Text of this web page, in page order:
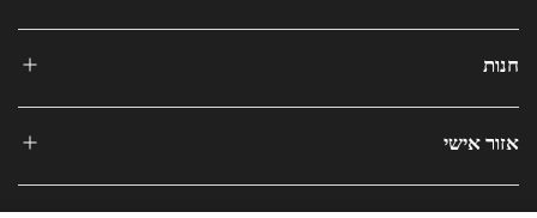
חנות
אזור אישי